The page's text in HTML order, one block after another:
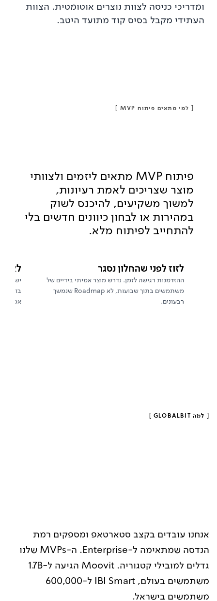
ומדריכי כניסה לצוות נוצרים אוטומטית. הצוות
העתידי מקבל בסיס קוד מתועד היטב.
[ למי מתאים פיתוח MVP ]
פיתוח MVP מתאים ליזמים ולצוותי
מוצר שצריכים לאמת רעיונות,
למשוך משקיעים, להיכנס לשוק
במהירות או לבחון כיוונים חדשים בלי
להתחייב לפיתוח מלא.
לזוז לפני שהחלון נסגר
ההזדמנות רגישה לזמן. נדרש מוצר אמיתי בידיים של
משתמשים בתוך שבועות, לא Roadmap שנמשך
רבעונים.
בדיקה
[ למה GLOBALBIT ]
אנחנו עובדים בקצב סטארטאפ ומספקים רמת
הנדסה שמתאימה ל-Enterprise. ה-MVPs שלנו
גדלים למובילי קטגוריה. Moovit הגיעה ל-1.7B
משתמשים בעולם, IBI Smart ל-600,000
משתמשים בישראל.